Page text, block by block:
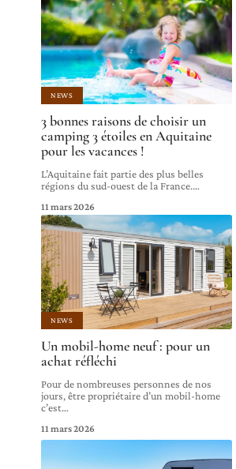
NEWS
3 bonnes raisons de choisir un
camping 3 étoiles en Aquitaine
pour les vacances !
L’Aquitaine fait partie des plus belles
régions du sud-ouest de la France.…
11 mars 2026
NEWS
Un mobil-home neuf : pour un
achat réfléchi
Pour de nombreuses personnes de nos
jours, être propriétaire d’un mobil-home
c’est…
11 mars 2026